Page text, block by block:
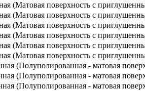
(Матовая поверхность с
(Матовая поверхность с
(Матовая поверхность с
(Матовая поверхность с
(Матовая поверхность с
(Матовая поверхность с
(Полуполированная - матовая
(Полуполированная - матовая
(Полуполированная - матовая